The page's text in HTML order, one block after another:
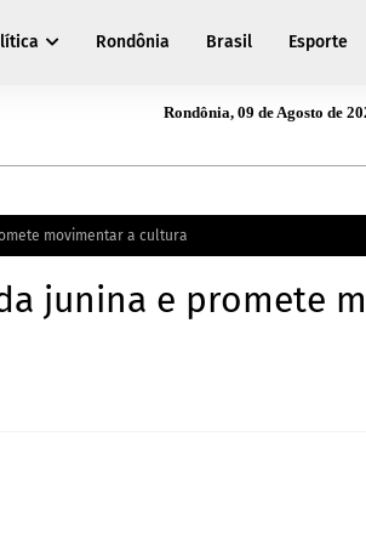
Rondônia Brasil Esporte
Rondônia, 09 de Agosto de
movimentar a cultura
junina e promete